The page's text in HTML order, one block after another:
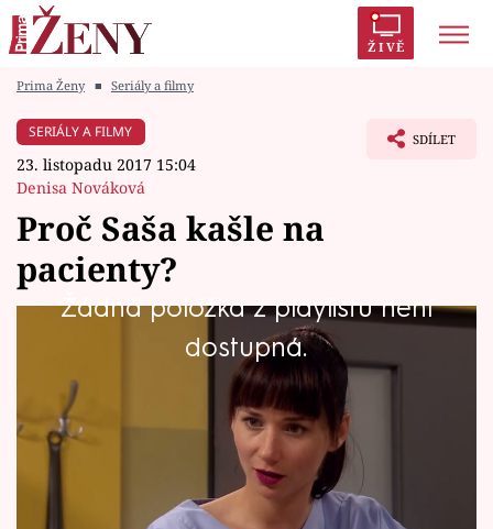
ŽIVĚ
Módní alarm
Témata
Vztahy
Seriály
Horoskopy
Prima Ženy ■ Seriály a filmy
SERIÁLY A FILMY
23. listopadu 2017 15:04
Denisa Nováková
SDÍLET
Proč Saša kašle na
pacienty?
Žádná položka z playlistu není
dostupná.
Doktor Filip Kodym se to dozví jako první!